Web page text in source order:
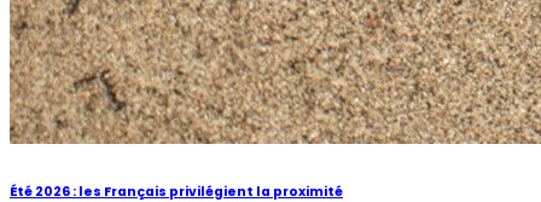
Été 2026 : les Français privilégient la proximité